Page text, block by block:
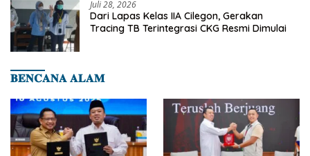
Juli 28, 2026
Dari Lapas Kelas IIA Cilegon, Gerakan
Tracing TB Terintegrasi CKG Resmi Dimulai
𝐁𝐄𝐍𝐂𝐀𝐍𝐀 𝐀𝐋𝐀𝐌